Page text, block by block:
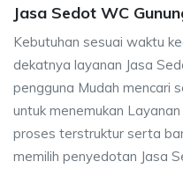
Jasa Sedot WC
Kebutuhan sesuai waktu
dekatnya layanan Jasa
pengguna Mudah mencari
untuk menemukan
proses terstruktur serta
memilih penyedotan Jasa